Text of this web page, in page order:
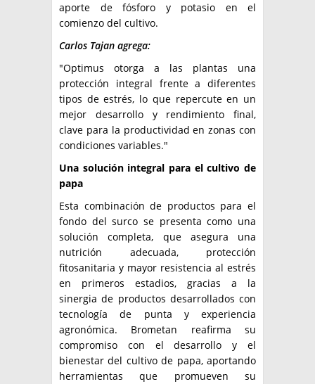
aporte de fósforo y potasio en el
comienzo del cultivo.
Carlos Tajan agrega:
"Optimus otorga a las plantas una
protección integral frente a diferentes
tipos de estrés, lo que repercute en un
mejor desarrollo y rendimiento final,
clave para la productividad en zonas con
condiciones variables."
Una solución integral para el cultivo de
papa
Esta combinación de productos para el
fondo del surco se presenta como una
solución completa, que asegura una
nutrición adecuada, protección
fitosanitaria y mayor resistencia al estrés
en primeros estadios, gracias a la
sinergia de productos desarrollados con
tecnología de punta y experiencia
agronómica. Brometan reafirma su
compromiso con el desarrollo y el
bienestar del cultivo de papa, aportando
herramientas que promueven su